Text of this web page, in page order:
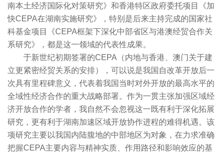
南本土经济国际化对策研究》和香港特区政府委托项目《加
快CEPA在湖南实施研究》，特别是后来主持完成的国家社
科基金项目《CEPA框架下深化中部省区与港澳经贸合作关
系研究》，都是这一领域的代表性成果。
于新世纪初期签署的CEPA（内地与香港、澳门关于建
立更紧密经贸关系的安排），可以说是我国自改革开放后一
次具有里程碑意义，代表着我国当时对外开放的最高水平的
全域性经济合作的重大战略部署。作为一贯主张加强区域经
济开放合作的学者，我自然不会忽视这一既有利于深化拓展
研究，更有利于湖南加速区域开放协作进程的难得机遇。该
项研究主要以我国内陆腹地的中部地区为对象，在力求准确
把握CEPA主要内容与精神实质、作用路径和影响效应的基